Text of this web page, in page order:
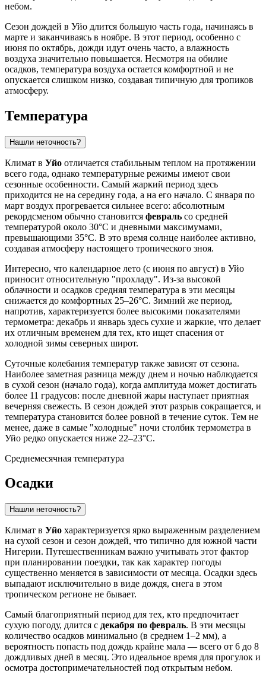
небом.
Сезон дождей в Уйо длится большую часть года, начинаясь в
марте и заканчиваясь в ноябре. В этот период, особенно с
июня по октябрь, дожди идут очень часто, а влажность
воздуха значительно повышается. Несмотря на обилие
осадков, температура воздуха остается комфортной и не
опускается слишком низко, создавая типичную для тропиков
атмосферу.
Температура
Нашли неточность?
Климат в Уйо отличается стабильным теплом на протяжении
всего года, однако температурные режимы имеют свои
сезонные особенности. Самый жаркий период здесь
приходится не на середину года, а на его начало. С января по
март воздух прогревается сильнее всего: абсолютным
рекордсменом обычно становится февраль со средней
температурой около 30°C и дневными максимумами,
превышающими 35°C. В это время солнце наиболее активно,
создавая атмосферу настоящего тропического зноя.
Интересно, что календарное лето (с июня по август) в Уйо
приносит относительную "прохладу". Из-за высокой
облачности и осадков средняя температура в эти месяцы
снижается до комфортных 25–26°C. Зимний же период,
напротив, характеризуется более высокими показателями
термометра: декабрь и январь здесь сухие и жаркие, что делает
их отличным временем для тех, кто ищет спасения от
холодной зимы северных широт.
Суточные колебания температур также зависят от сезона.
Наиболее заметная разница между днем и ночью наблюдается
в сухой сезон (начало года), когда амплитуда может достигать
более 11 градусов: после дневной жары наступает приятная
вечерняя свежесть. В сезон дождей этот разрыв сокращается, и
температура становится более ровной в течение суток. Тем не
менее, даже в самые "холодные" ночи столбик термометра в
Уйо редко опускается ниже 22–23°C.
Среднемесячная температура
Осадки
Нашли неточность?
Климат в Уйо характеризуется ярко выраженным разделением
на сухой сезон и сезон дождей, что типично для южной части
Нигерии. Путешественникам важно учитывать этот фактор
при планировании поездки, так как характер погоды
существенно меняется в зависимости от месяца. Осадки здесь
выпадают исключительно в виде дождя, снега в этом
тропическом регионе не бывает.
Самый благоприятный период для тех, кто предпочитает
сухую погоду, длится с декабря по февраль. В эти месяцы
количество осадков минимально (в среднем 1–2 мм), а
вероятность попасть под дождь крайне мала — всего от 6 до 8
дождливых дней в месяц. Это идеальное время для прогулок и
осмотра достопримечательностей под открытым небом.